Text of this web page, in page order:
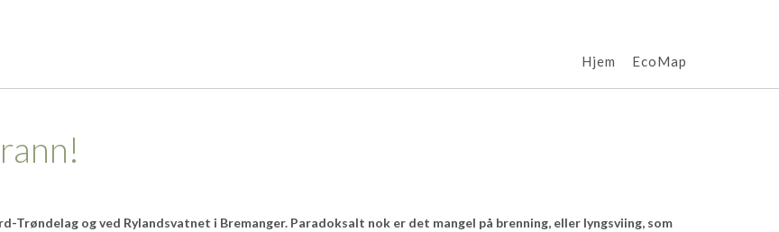
Hjem EcoMap
Trøndelag og ved Rylandsvatnet i Bremanger. Paradoksalt nok er det mangel på brenning, eller lyngsviing, som